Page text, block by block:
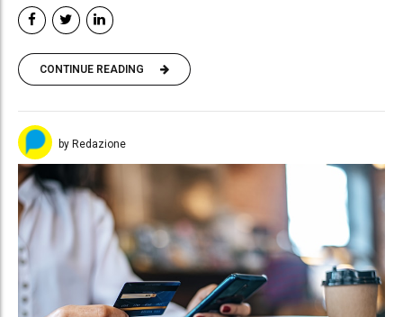
CONTINUE READING
by Redazione